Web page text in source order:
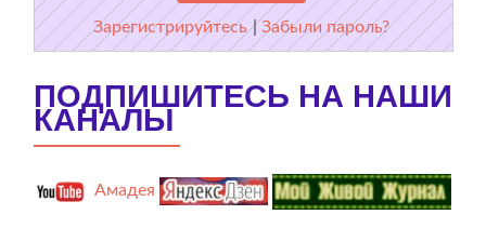
Зарегистрируйтесь |Забыли пароль?
ПОДПИШИТЕСЬ НА НАШИ
КАНАЛЫ
Амадея